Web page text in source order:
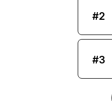
#2
#3